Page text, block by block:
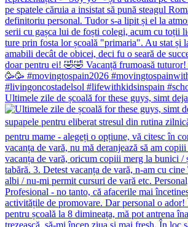
Ultimele zile de școală for these guys, simt deja